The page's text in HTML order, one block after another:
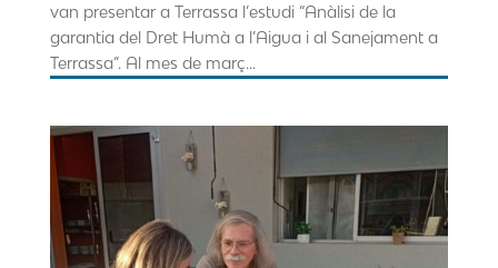
van presentar a Terrassa l’estudi “Anàlisi de la
garantia del Dret Humà a l’Aigua i al Sanejament a
Terrassa”. Al mes de març...